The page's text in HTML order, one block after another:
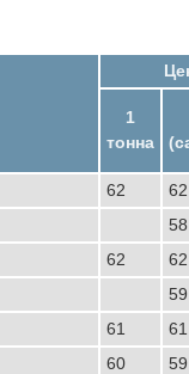
1
тонна
62
62
58
62
62
59
61
61
60